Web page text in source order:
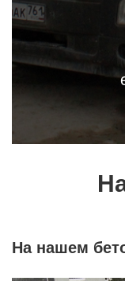
На нашем